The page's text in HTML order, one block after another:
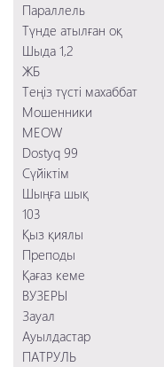
Заложница 2
Смертельное шоссе
Преподы
Қағаз кеме
103
Шыңға шық
Сүйіктім
Мошенники
Параллель
Түнде атылған оқ
Шыда 1,2
ЖБ
Теңіз түсті махаббат
Мошенники
MEOW
Dostyq 99
Сүйіктім
Шыңға шық
103
Қыз қиялы
Преподы
Қағаз кеме
ВУЗЕРЫ
Зауал
Ауылдастар
ПАТРУЛЬ